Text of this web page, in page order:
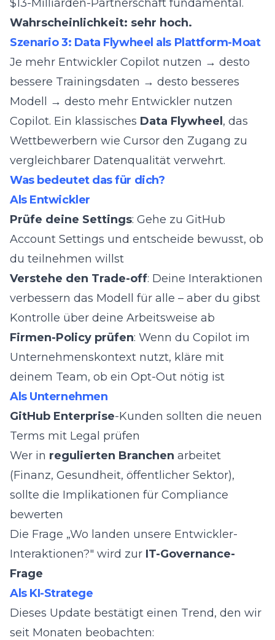
$13-Milliarden-Partnerschaft fundamental.
Wahrscheinlichkeit: sehr hoch.
Szenario 3: Data Flywheel als Plattform-Moat
Je mehr Entwickler Copilot nutzen → desto
bessere Trainingsdaten → desto besseres
Modell → desto mehr Entwickler nutzen
Copilot. Ein klassisches Data Flywheel , das
Wettbewerbern wie Cursor den Zugang zu
vergleichbarer Datenqualität verwehrt.
Was bedeutet das für dich?
Als Entwickler
Prüfe deine Settings: Gehe zu GitHub
Account Settings und entscheide bewusst, ob
du teilnehmen willst
Verstehe den Trade-off: Deine Interaktionen
verbessern das Modell für alle – aber du gibst
Kontrolle über deine Arbeitsweise ab
Firmen-Policy prüfen: Wenn du Copilot im
Unternehmenskontext nutzt, kläre mit
deinem Team, ob ein Opt-Out nötig ist
Als Unternehmen
GitHub Enterprise-Kunden sollten die neuen
Terms mit Legal prüfen
Wer in regulierten Branchen arbeitet
(Finanz, Gesundheit, öffentlicher Sektor),
sollte die Implikationen für Compliance
bewerten
Die Frage „Wo landen unsere Entwickler-
Interaktionen?" wird zur IT-Governance-
Frage
Als KI-Stratege
Dieses Update bestätigt einen Trend, den wir
seit Monaten beobachten: